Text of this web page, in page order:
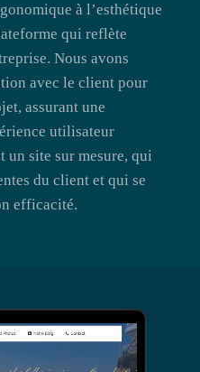
à l’esthétique
qui reflète
Nous avons
avec le client pour
assurant une
utilisateur
un site sur mesure, qui
du client et qui se
efficacité.